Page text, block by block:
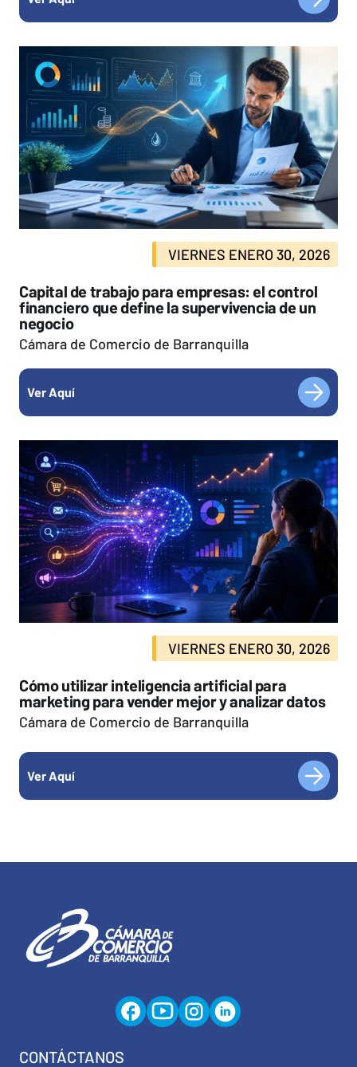
VIERNES ENERO 30, 2026
Capital de trabajo para empresas: el control
financiero que define la supervivencia de un
negocio
Cámara de Comercio de Barranquilla
Ver Aquí
VIERNES ENERO 30, 2026
Cómo utilizar inteligencia artificial para
marketing para vender mejor y analizar datos
Cámara de Comercio de Barranquilla
Ver Aquí
CONTÁCTANOS